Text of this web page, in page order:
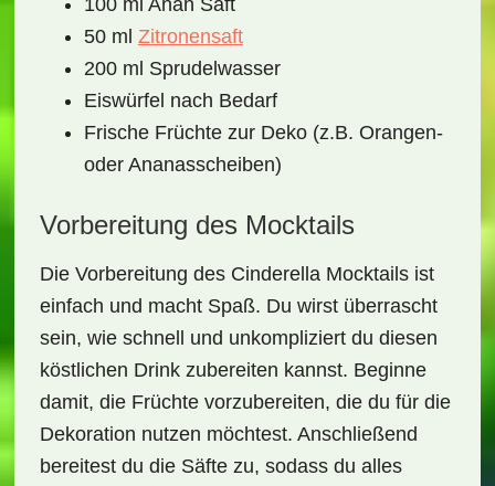
100 ml Anan Saft
50 ml Zitronensaft
200 ml Sprudelwasser
Eiswürfel nach Bedarf
Frische Früchte zur Deko (z.B. Orangen-
oder Ananasscheiben)
Vorbereitung des Mocktails
Die Vorbereitung des Cinderella Mocktailsist
einfach und macht Spaß. Du wirst überrascht
sein, wie schnell und unkompliziert du diesen
köstlichen Drink zubereiten kannst. Beginne
damit, die Früchtevorzubereiten, die du für die
Dekoration nutzen möchtest. Anschließend
bereitest du die Säfte zu, sodass du alles